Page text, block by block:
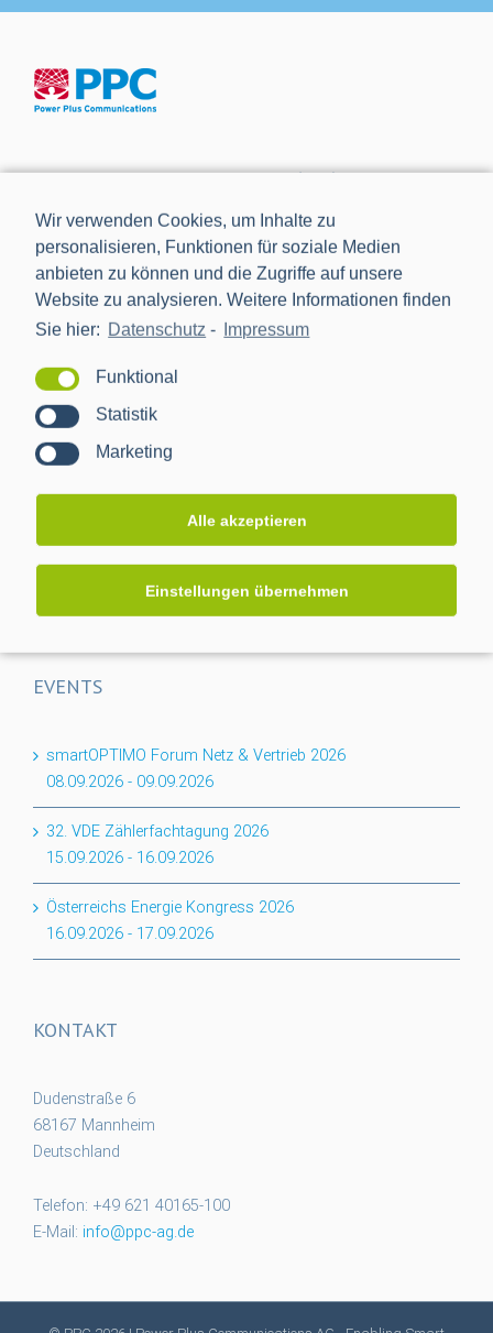
Wir verwenden Cookies, um Inhalte zu
personalisieren, Funktionen für soziale Medien
anbieten zu können und die Zugriffe auf unsere
Website zu analysieren. Weitere Informationen finden
Sie hier: Datenschutz - Impressum
Funktional
Statistik
Marketing
Alle akzeptieren
Einstellungen übernehmen
Gateways und Kommunikationstechnik für die Digitalisierung
der Energiewende.
NEWS
Projektabschluss CACTUS: Mehr Transparenz für das
Niederspannungsnetz
das Nessum 1T-Modul
Auf dem Weg zur RLM-Integration: PPC bringt
Industriemessungen ins Smart Meter Gateway
EVENTS
smartOPTIMO Forum Netz & Vertrieb 2026
08.09.2026 - 09.09.2026
32. VDE Zählerfachtagung 2026
15.09.2026 - 16.09.2026
Österreichs Energie Kongress 2026
16.09.2026 - 17.09.2026
KONTAKT
Dudenstraße 6
68167 Mannheim
Deutschland
Telefon: +49 621 40165-100
E-Mail: info@ppc-ag.de